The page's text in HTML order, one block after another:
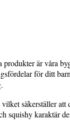
är våra
för ditt
säkerställer att
squishy karaktär